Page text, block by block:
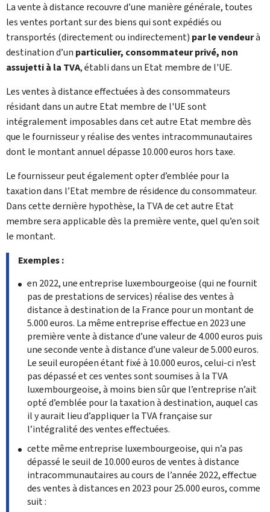
La vente à distance recouvre d’une manière générale, toutes
les ventes portant sur des biens qui sont expédiés ou
transportés (directement ou indirectement) par le vendeurà
destination d’un particulier, consommateur privé, non
assujetti à la TVA, établi dans un Etat membre de l'UE.
Les ventes à distance effectuées à des consommateurs
résidant dans un autre Etat membre de l'UE sont
intégralement imposables dans cet autre Etat membre dès
que le fournisseur y réalise des ventes intracommunautaires
dont le montant annuel dépasse 10.000 euros hors taxe.
Le fournisseur peut également opter d’emblée pour la
taxation dans l’Etat membre de résidence du consommateur.
Dans cette dernière hypothèse, la TVA de cet autre Etat
membre sera applicable dès la première vente, quel qu’en soit
le montant.
Exemples :
en 2022, une entreprise luxembourgeoise (qui ne fournit
pas de prestations de services) réalise des ventes à
distance à destination de la France pour un montant de
5.000 euros. La même entreprise effectue en 2023 une
première vente à distance d’une valeur de 4.000 euros puis
une seconde vente à distance d’une valeur de 5.000 euros.
Le seuil européen étant fixé à 10.000 euros, celui-ci n’est
pas dépassé et ces ventes sont soumises à la TVA
luxembourgeoise, à moins bien sûr que l’entreprise n’ait
opté d’emblée pour la taxation à destination, auquel cas
il y aurait lieu d’appliquer la TVA française sur
l’intégralité des ventes effectuées.
cette même entreprise luxembourgeoise, qui n’a pas
dépassé le seuil de 10.000 euros de ventes à distance
intracommunautaires au cours de l’année 2022, effectue
des ventes à distances en 2023 pour 25.000 euros, comme
suit :